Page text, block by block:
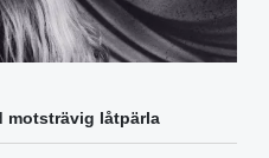
motsträvig låtpärla